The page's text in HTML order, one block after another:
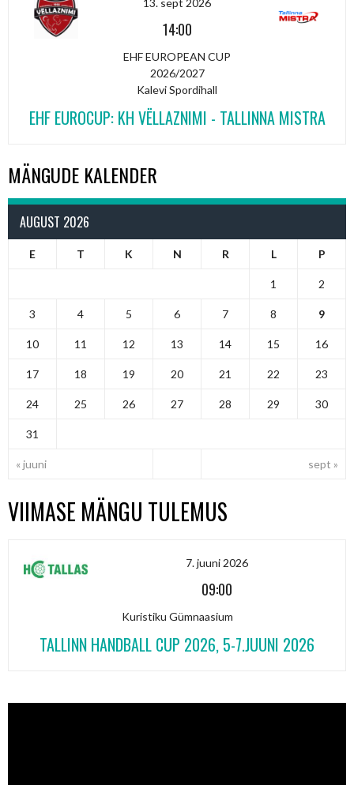
14:00
EHF EUROPEAN CUP
2026/2027
Kalevi Spordihall
EHF EUROCUP: KH VËLLAZNIMI - TALLINNA MISTRA
MÄNGUDE KALENDER
AUGUST 2026
E T K N R L P
« juuni sept »
1 2
3 4 5 6 7 8 9
10 11 12 13 14 15 16
17 18 19 20 21 22 23
24 25 26 27 28 29 30
31
VIIMASE MÄNGU TULEMUS
7. juuni 2026
09:00
Kuristiku Gümnaasium
TALLINN HANDBALL CUP 2026, 5-7.JUUNI 2026